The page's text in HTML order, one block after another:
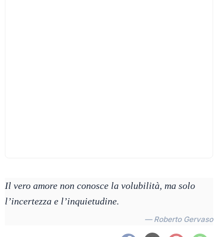
Il vero amore non conosce la volubilità, ma solo
l’incertezza e l’inquietudine.
— Roberto Gervaso